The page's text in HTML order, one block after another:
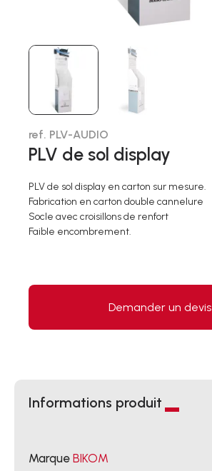
ref. PLV-AUDIO
PLV de sol display
PLV de sol display en carton sur mesure.
Fabrication en carton double cannelure
Socle avec croisillons de renfort
Faible encombrement.
Demander un devis
Informations produit
Marque BIKOM